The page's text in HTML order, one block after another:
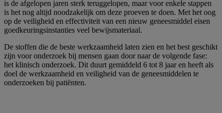
is de afgelopen jaren sterk teruggelopen, maar voor enkele stappen
is het nog altijd noodzakelijk om deze proeven te doen. Met het oog
op de veiligheid en effectiviteit van een nieuw geneesmiddel eisen
goedkeuringsinstanties veel bewijsmateriaal.
De stoffen die de beste werkzaamheid laten zien en het best geschikt
zijn voor onderzoek bij mensen gaan door naar de volgende fase:
het klinisch onderzoek. Dit duurt gemiddeld 6 tot 8 jaar en heeft als
doel de werkzaamheid en veiligheid van de geneesmiddelen te
onderzoeken bij patiënten.